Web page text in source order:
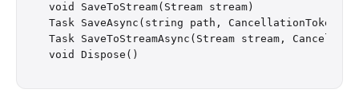
void SaveToStream(Stream stream)
Task SaveAsync(string path, CancellationToken
Task SaveToStreamAsync(Stream stream,